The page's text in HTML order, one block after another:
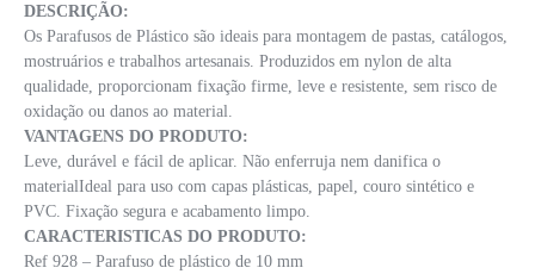
DESCRIÇÃO:
Os Parafusos de Plástico são ideais para montagem de pastas, catálogos,
mostruários e trabalhos artesanais. Produzidos em nylon de alta
qualidade, proporcionam fixação firme, leve e resistente, sem risco de
oxidação ou danos ao material.
VANTAGENS DO PRODUTO:
Leve, durável e fácil de aplicar. Não enferruja nem danifica o
materialIdeal para uso com capas plásticas, papel, couro sintético e
PVC. Fixação segura e acabamento limpo.
CARACTERISTICAS DO PRODUTO:
Ref 928 – Parafuso de plástico de 10 mm